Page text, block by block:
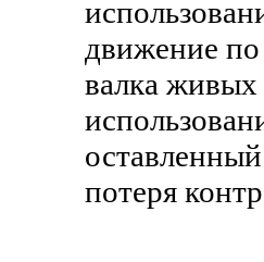
движение по
валка живых
потеря